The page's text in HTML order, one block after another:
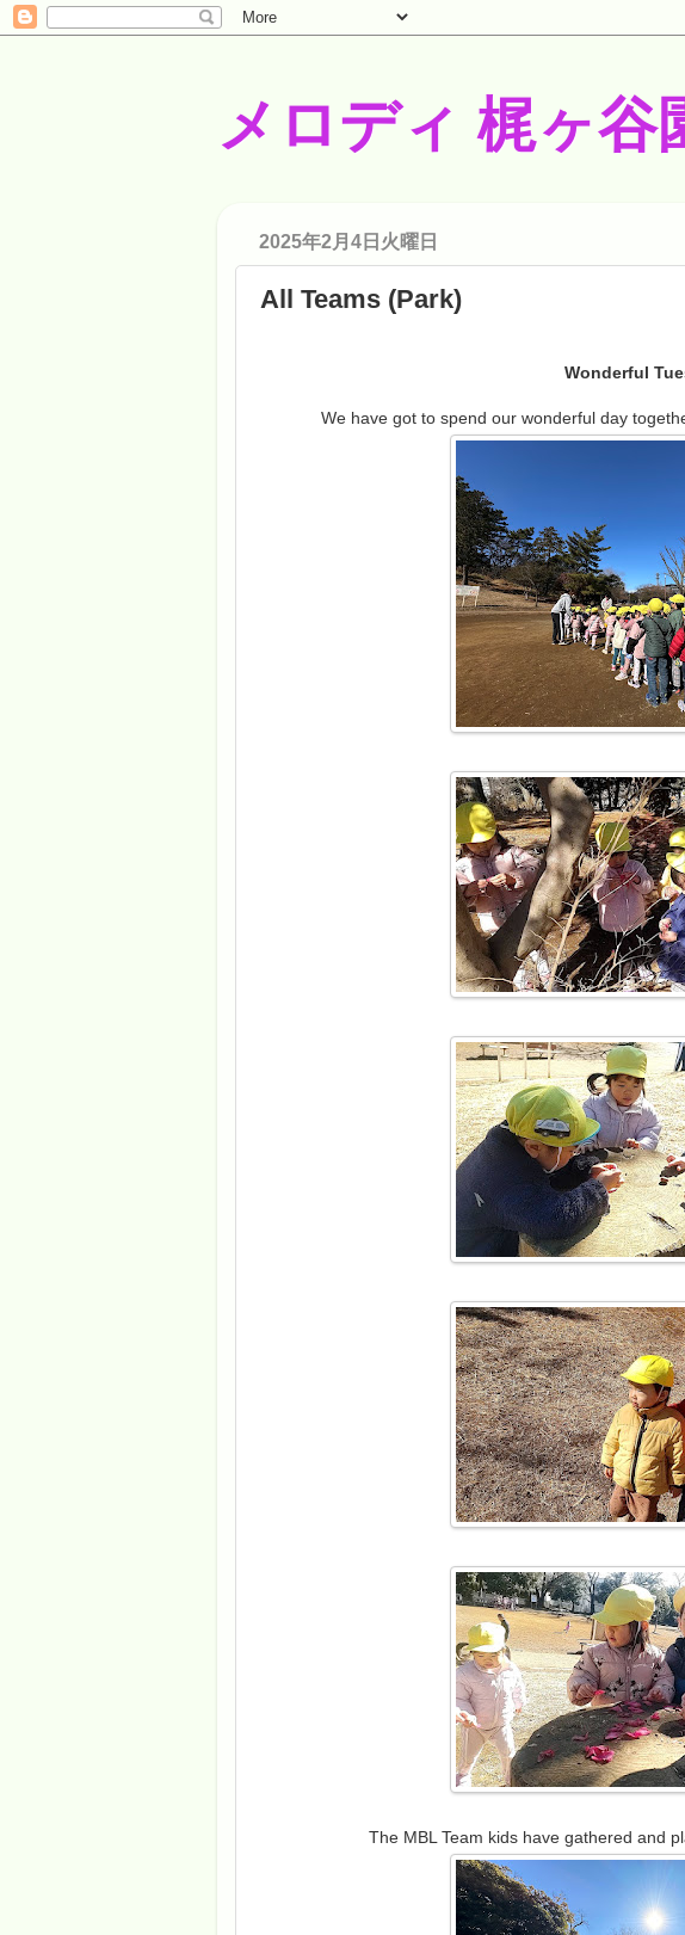
メロディ 梶ヶ谷
2025年2月4日火曜日
All Teams (Park)
Wonderful
We have got to spend our wonderful day
The MBL Team kids have gathered and